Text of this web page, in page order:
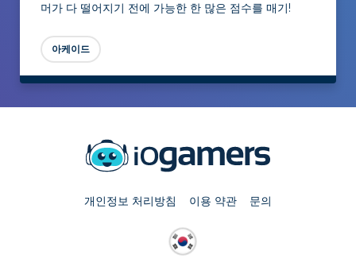
머가 다 떨어지기 전에 가능한 한 많은 점수를 매기!
아케이드
개인정보 처리방침 이용 약관 문의